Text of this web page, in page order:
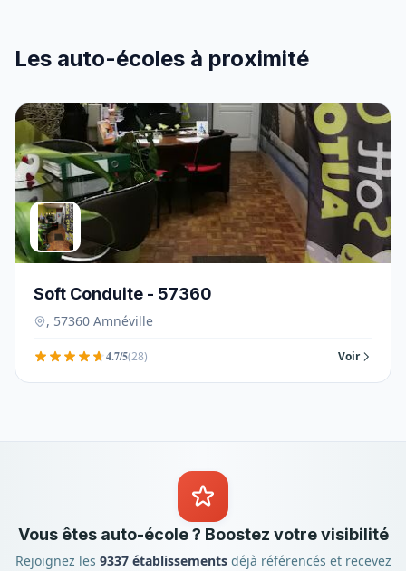
Les auto-écoles à proximité
Soft Conduite - 57360
, 57360 Amnéville
4.7/5(28) Voir
Vous êtes auto-école ? Boostez votre visibilité
Rejoignez les 9337 établissementsdéjà référencés et recevez